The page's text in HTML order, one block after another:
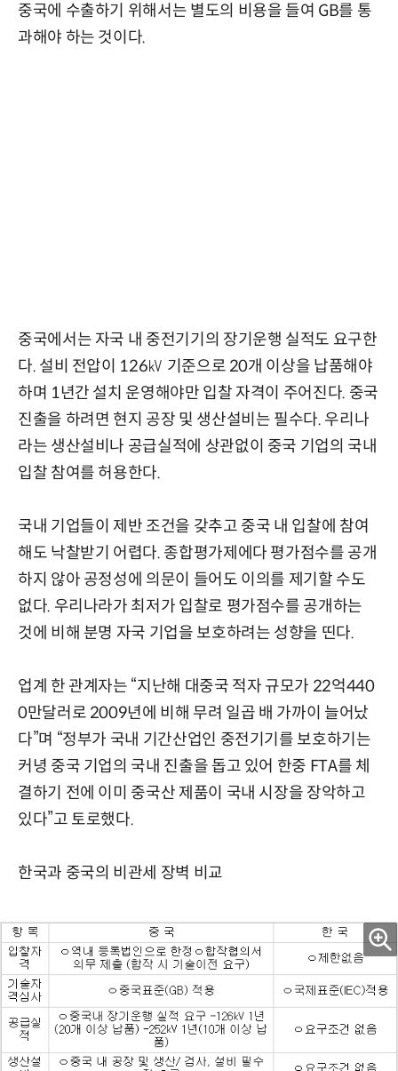
중국에 수출하기 위해서는 별도의 비용을 들여 GB를 통
과해야 하는 것이다.
중국에서는 자국 내 중전기기의 장기운행 실적도 요구한
다. 설비 전압이 126㎸ 기준으로 20개 이상을 납품해야
하며 1년간 설치 운영해야만 입찰 자격이 주어진다. 중국
진출을 하려면 현지 공장 및 생산설비는 필수다. 우리나
라는 생산설비나 공급실적에 상관없이 중국 기업의 국내
입찰 참여를 허용한다.
국내 기업들이 제반 조건을 갖추고 중국 내 입찰에 참여
해도 낙찰받기 어렵다. 종합평가제에다 평가점수를 공개
하지 않아 공정성에 의문이 들어도 이의를 제기할 수도
없다. 우리나라가 최저가 입찰로 평가점수를 공개하는
것에 비해 분명 자국 기업을 보호하려는 성향을 띤다.
업계 한 관계자는 “지난해 대중국 적자 규모가 22억440
0만달러로 2009년에 비해 무려 일곱 배 가까이 늘어났
다”며 “정부가 국내 기간산업인 중전기기를 보호하기는
커녕 중국 기업의 국내 진출을 돕고 있어 한중 FTA를 체
결하기 전에 이미 중국산 제품이 국내 시장을 장악하고
있다”고 토로했다.
한국과 중국의 비관세 장벽 비교